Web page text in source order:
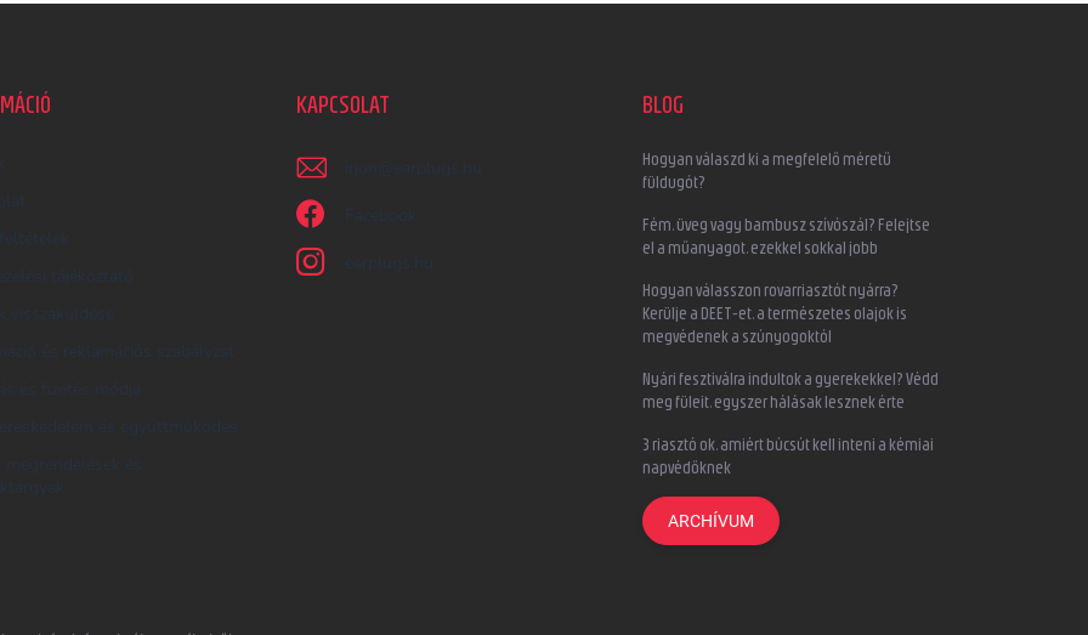
tájékoztató
visszaküldése
és reklamációs szabályzat
és fizetés módja
és együttműködés
megrendelések és
KAPCSOLAT
irjon @ earplugs.hu
Facebook
earplugs.hu
BLOG
Hogyan válaszd ki a megfelelő méretű
füldugót?
Fém, üveg vagy bambusz szívószál? Felejtse
el a műanyagot, ezekkel sokkal jobb
Hogyan válasszon rovarriasztót nyárra?
Kerülje a DEET-et, a természetes olajok is
megvédenek a szúnyogoktól
Nyári fesztiválra indultok a gyerekekkel? Védd
meg füleit, egyszer hálásak lesznek érte
3 riasztó ok, amiért búcsút kell inteni a kémiai
napvédőknek
ARCHÍVUM